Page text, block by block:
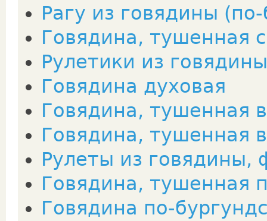
Рагу из говядины
Говядина, тушенная
Рулетики из говядины
Говядина духовая
Говядина, тушенная
Говядина, тушенная
Рулеты из
Говядина, тушенная
Говядина по-